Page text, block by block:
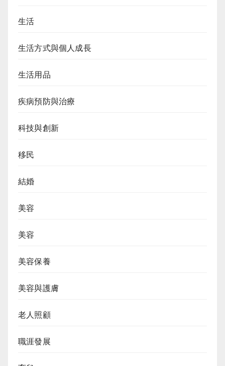
生活
生活方式與個人成長
生活用品
疾病預防與治療
科技與創新
移民
結婚
美容
美容
美容保養
美容與護膚
老人照顧
職涯發展